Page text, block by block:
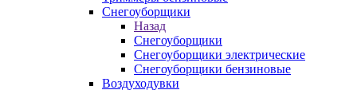
Снегоуборщики
Назад
Снегоуборщики
Снегоуборщики электрические
Снегоуборщики бензиновые
Воздуходувки